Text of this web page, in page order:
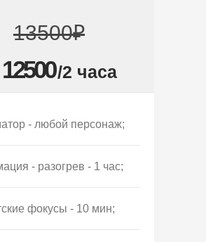
13500₽
12500/2 часа
- любой персонаж;
- разогрев - 1 час;
фокусы - 10 мин;